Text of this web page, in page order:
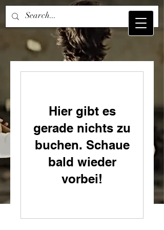
Hier gibt es
gerade nichts zu
buchen. Schaue
bald wieder
vorbei!